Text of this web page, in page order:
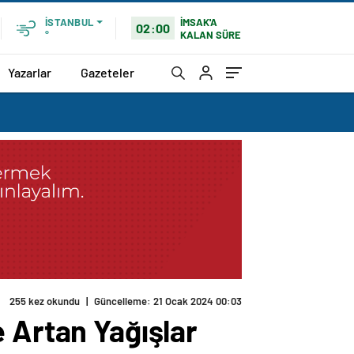
İSTANBUL
°
02:00
İMSAK'A
KALAN SÜRE
Yazarlar Gazeteler
255 kez okundu | Güncelleme: 21 Ocak 2024 00:03
Artan Yağışlar